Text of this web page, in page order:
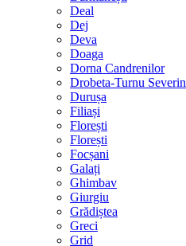
Deal
Dej
Deva
Doaga
Dorna Candrenilor
Drobeta-Turnu Severin
Durușa
Filiași
Florești
Florești
Focșani
Galați
Ghimbav
Giurgiu
Grădiștea
Greci
Grid